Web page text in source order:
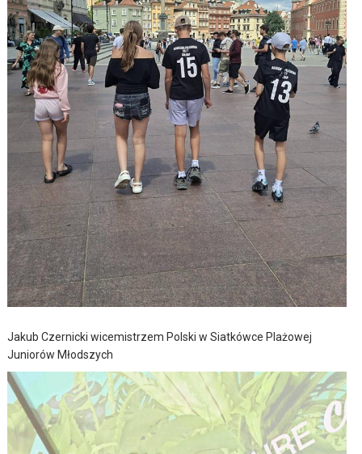
Jakub Czernicki wicemistrzem Polski w Siatkówce Plażowej
Juniorów Młodszych